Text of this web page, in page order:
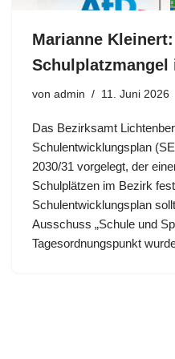
Marianne
von admin 11. Juni 2026
Das Bezirksamt
Schulentwicklungsplan
2030/31 vorgelegt, der
Schulplätzen im Bezirk
Schulentwicklungsplan
Ausschuss „Schule und
Tagesordnungspunkt